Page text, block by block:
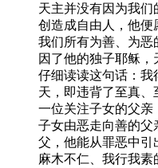
天主并没有因为我
创造成自由人，他便
我们所有为善、为恶
因了他的独子耶稣
仔细读读这句话：我
天，即违背了至真
一位关注子女的父亲
子女由恶走向善的父
父，他能从罪恶中
麻木不仁、我行我